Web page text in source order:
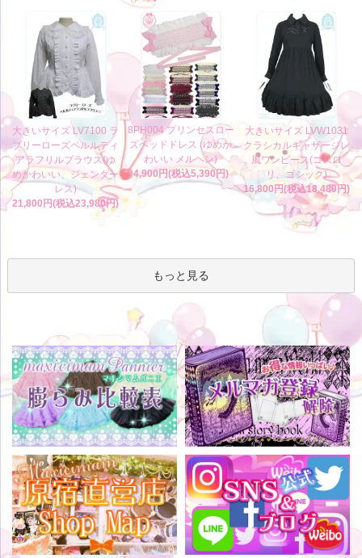
大きいサイズ LV7100 ラ
ブリーローズペルルティ
アラフリルブラウス(ゆ
めかわいい、ジェンダー
レス)
21,800円(税込23,980円)
8PH004 プリンセスロー
ズヘッドドレス (ゆめか
わいい メルヘン)
4,900円(税込5,390円)
大きいサイズ LVW1031
クラシカルギャザージレ
風ワンピース(ゴスロ
リ、ゴシック)
16,800円(税込18,480円)
もっと見る